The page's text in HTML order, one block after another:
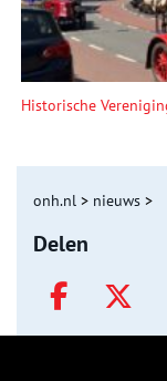
Historische
onh.nl > nieuws >
Delen